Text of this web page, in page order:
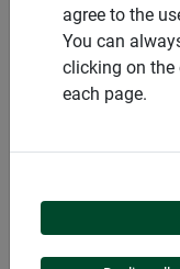
PRODUITS
VOILE
agree to the
You can
clicking on
each page.